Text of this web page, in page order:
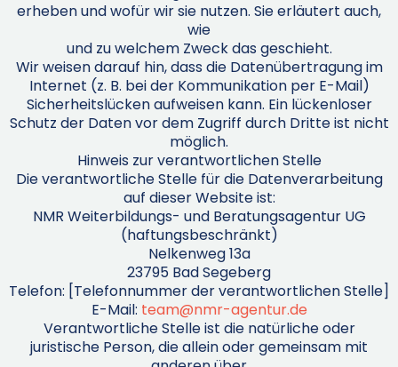
erheben und wofür wir sie nutzen. Sie erläutert auch,
wie
und zu welchem Zweck das geschieht.
Wir weisen darauf hin, dass die Datenübertragung im
Internet (z. B. bei der Kommunikation per E-Mail)
Sicherheitslücken aufweisen kann. Ein lückenloser
Schutz der Daten vor dem Zugriff durch Dritte ist nicht
möglich.
Hinweis zur verantwortlichen Stelle
Die verantwortliche Stelle für die Datenverarbeitung
auf dieser Website ist:
NMR Weiterbildungs- und Beratungsagentur UG
(haftungsbeschränkt)
Nelkenweg 13a
23795 Bad Segeberg
Telefon: [Telefonnummer der verantwortlichen Stelle]
E-Mail: team@nmr-agentur.de
Verantwortliche Stelle ist die natürliche oder
juristische Person, die allein oder gemeinsam mit